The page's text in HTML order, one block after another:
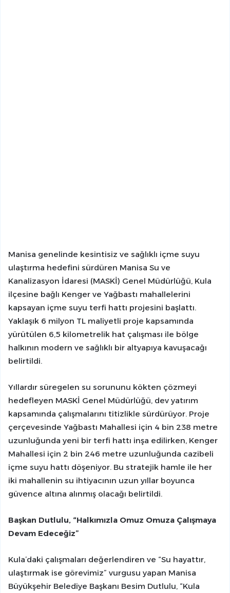
Manisa genelinde kesintisiz ve sağlıklı içme suyu
ulaştırma hedefini sürdüren Manisa Su ve
Kanalizasyon İdaresi (MASKİ) Genel Müdürlüğü, Kula
ilçesine bağlı Kenger ve Yağbastı mahallelerini
kapsayan içme suyu terfi hattı projesini başlattı.
Yaklaşık 6 milyon TL maliyetli proje kapsamında
yürütülen 6,5 kilometrelik hat çalışması ile bölge
halkının modern ve sağlıklı bir altyapıya kavuşacağı
belirtildi.
Yıllardır süregelen su sorununu kökten çözmeyi
hedefleyen MASKİ Genel Müdürlüğü, dev yatırım
kapsamında çalışmalarını titizlikle sürdürüyor. Proje
çerçevesinde Yağbastı Mahallesi için 4 bin 238 metre
uzunluğunda yeni bir terfi hattı inşa edilirken, Kenger
Mahallesi için 2 bin 246 metre uzunluğunda cazibeli
içme suyu hattı döşeniyor. Bu stratejik hamle ile her
iki mahallenin su ihtiyacının uzun yıllar boyunca
güvence altına alınmış olacağı belirtildi.
Başkan Dutlulu, “Halkımızla Omuz Omuza Çalışmaya
Devam Edeceğiz”
Kula’daki çalışmaları değerlendiren ve “Su hayattır,
ulaştırmak ise görevimiz” vurgusu yapan Manisa
Büyükşehir Belediye Başkanı Besim Dutlulu, “Kula